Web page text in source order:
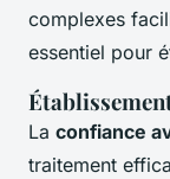
complexes
essentiel pour
La confiance
traitement